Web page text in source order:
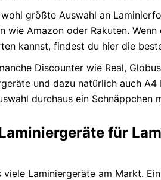
größte Auswahl an
wie Amazon oder Rakuten.
kannst, findest du hier die
Discounter wie Real,
und dazu natürlich auch
durchaus ein Schnäppchen
für
viele Laminiergeräte am Markt.